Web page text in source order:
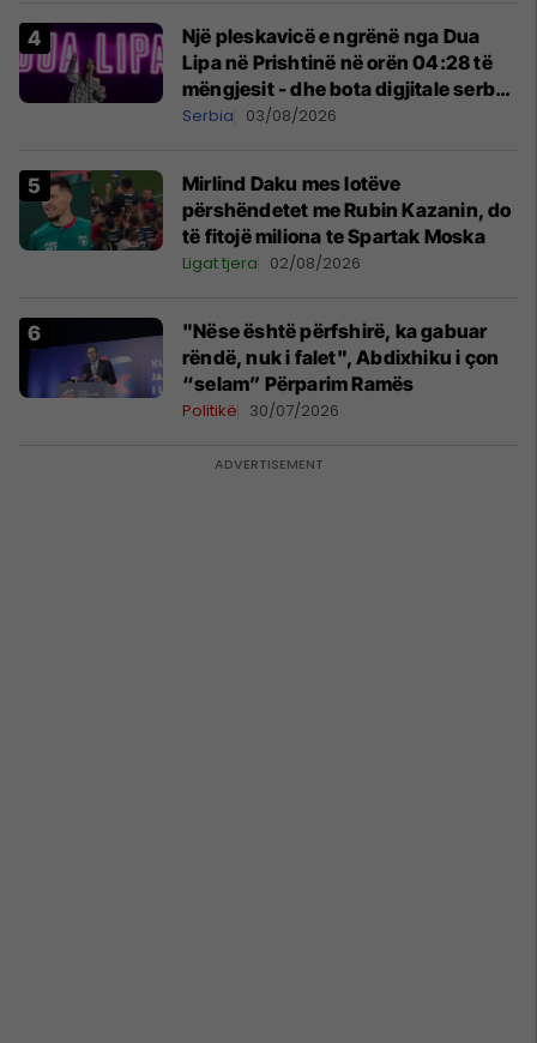
Një pleskavicë e ngrënë nga Dua
Lipa në Prishtinë në orën 04:28 të
mëngjesit - dhe bota digjitale serbe
shpall gjendjen e luftës
Serbia 03/08/2026
Mirlind Daku mes lotëve
përshëndetet me Rubin Kazanin, do
të fitojë miliona te Spartak Moska
Ligat tjera 02/08/2026
"Nëse është përfshirë, ka gabuar
rëndë, nuk i falet", Abdixhiku i çon
“selam” Përparim Ramës
Politikë 30/07/2026